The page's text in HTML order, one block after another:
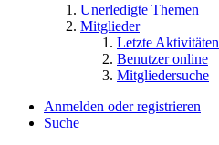
Unerledigte Themen
Mitglieder
Letzte Aktivitäten
Benutzer online
Mitgliedersuche
Anmelden oder registrieren
Suche